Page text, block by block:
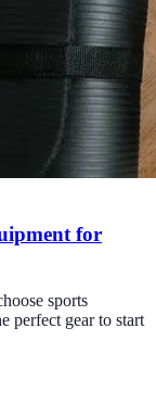
for
sports
perfect gear to start